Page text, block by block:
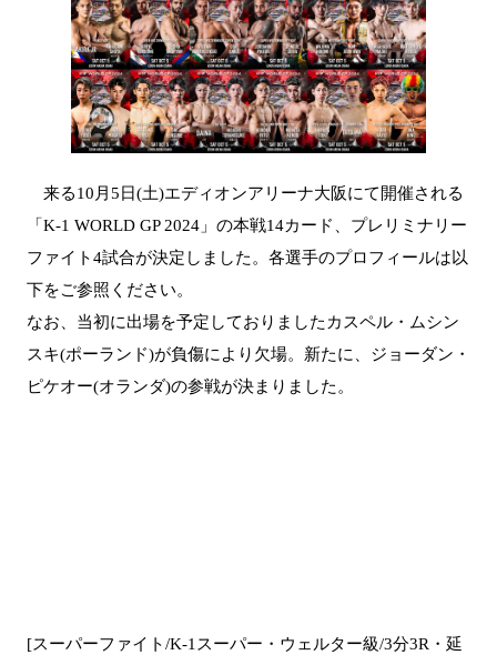
来る10月5日(土)エディオンアリーナ大阪にて開催される
「K-1 WORLD GP 2024」の本戦14カード、プレリミナリー
ファイト4試合が決定しました。各選手のプロフィールは以
下をご参照ください。
なお、当初に出場を予定しておりましたカスペル・ムシン
スキ(ポーランド)が負傷により欠場。新たに、ジョーダン・
ピケオー(オランダ)の参戦が決まりました。
[スーパーファイト/K-1スーパー・ウェルター級/3分3R・延